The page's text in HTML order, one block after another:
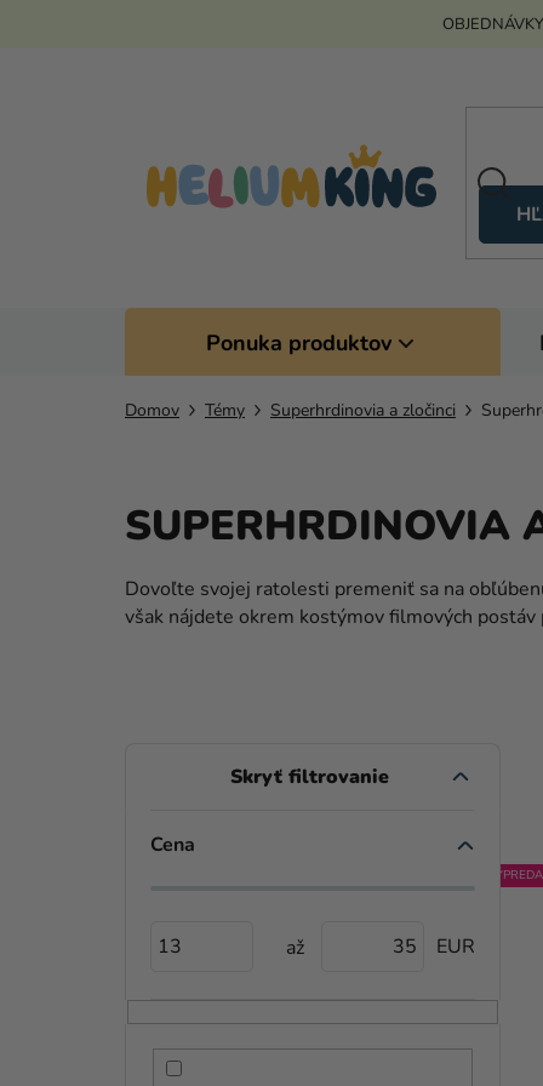
Ponuka produktov
Domov Témy Superhrdinovia a zločinci
SUPERHRDINOVIA
Dovoľte svojej ratolesti premeniť sa na
však nájdete okrem kostýmov filmových postáv
A
Cena
13 35
I